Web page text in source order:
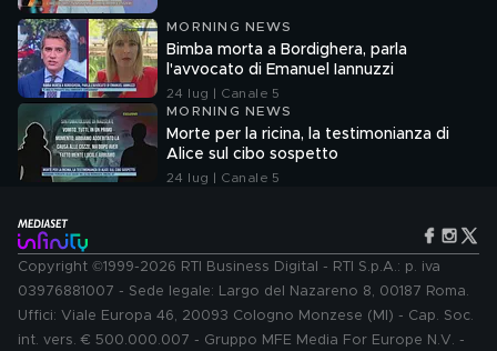
MORNING NEWS
Bimba morta a Bordighera, parla
l'avvocato di Emanuel Iannuzzi
24 lug | Canale 5
MORNING NEWS
Morte per la ricina, la testimonianza di
Alice sul cibo sospetto
24 lug | Canale 5
Copyright ©1999-2026 RTI Business Digital - RTI S.p.A.: p. iva
03976881007 - Sede legale: Largo del Nazareno 8, 00187 Roma.
Uffici: Viale Europa 46, 20093 Cologno Monzese (MI) - Cap. Soc.
int. vers. € 500.000.007 - Gruppo MFE Media For Europe N.V. -